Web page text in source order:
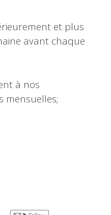
et plus
avant chaque
à nos
mensuelles;